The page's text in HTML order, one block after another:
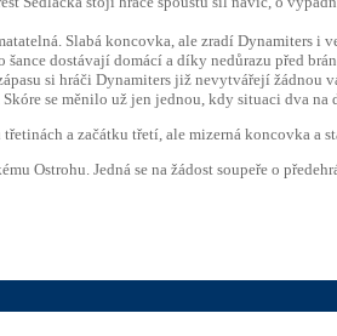
Slabá koncovka, ale zradí Dynamiters
dostávají domácí a díky nedůrazu před
si hráči Dynamiters již nevytvářejí
se měnilo už jen jednou, kdy situaci dva
a začátku třetí, ale mizerná koncovka a
Ostrohu. Jedná se na žádost soupeře o